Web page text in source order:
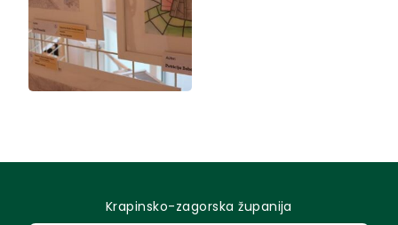
Krapinsko-zagorska županija